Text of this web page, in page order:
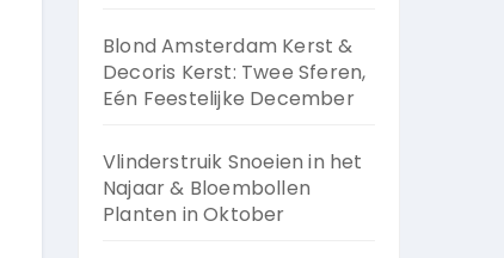
Blond Amsterdam Kerst &
Decoris Kerst: Twee Sferen,
Eén Feestelijke December
Vlinderstruik Snoeien in het
Najaar & Bloembollen
Planten in Oktober